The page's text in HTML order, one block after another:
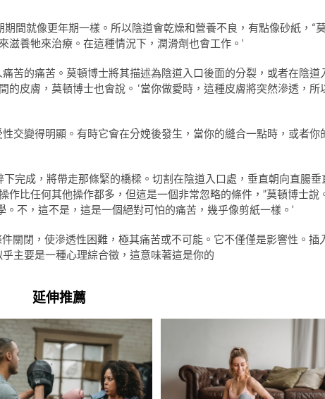
間就像更年期一樣。所以陰道會乾燥和營養不良，有點像砂紙，“
滋養牠來治療。在這種情況下，潤滑劑也會工作。’
苦的痛苦。莫頓博士將其描述為陰道入口後面的分裂，或者在陰道
的皮膚，莫頓博士也會說。 ‘當你做愛時，這種皮膚將突然滲透，所
交變得明顯。有時它會在分娩後發生，當你的縫合一點時，或者你
完成，將帶走那條緊的橋樑。切割在陰道入口處，垂直朝向直腸垂
作比任何其他操作都多，但這是一個非常忽略的條件，”莫頓博士說
不，這不是，這是一個絕對可怕的痛苦，幾乎像剪紙一樣。’
關閉，使滲透性困難，極其痛苦或不可能。它不僅僅是影響性。插
主要是一種心理綜合徵，這意味著這是你的
延伸推薦